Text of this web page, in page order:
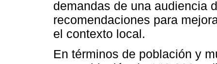
demandas de una audiencia
recomendaciones para
el contexto local.
En términos de población y